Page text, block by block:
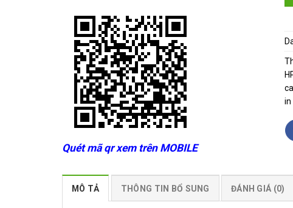
Quét mã qr xem trên MOBILE
in
MÔ TẢ THÔNG TIN BỔ SUNG ĐÁNH GIÁ (0)